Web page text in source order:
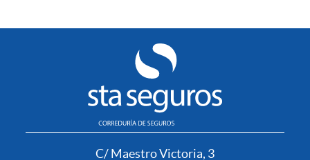
C/ Maestro Victoria, 3